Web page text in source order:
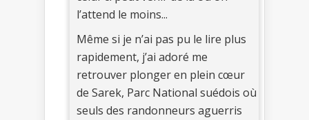
l’attend le moins...
Même si je n’ai pas pu le lire plus
rapidement, j’ai adoré me
retrouver plonger en plein cœur
de Sarek, Parc National suédois où
seuls des randonneurs aguerris